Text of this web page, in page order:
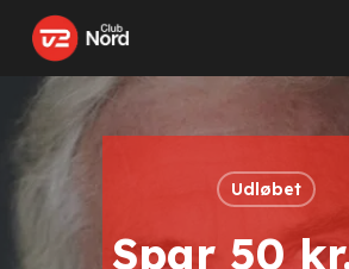
content
Udløbet
Spar 50